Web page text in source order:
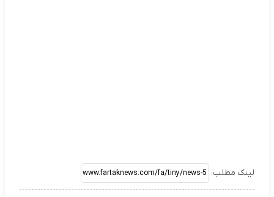
لینک مطلب: